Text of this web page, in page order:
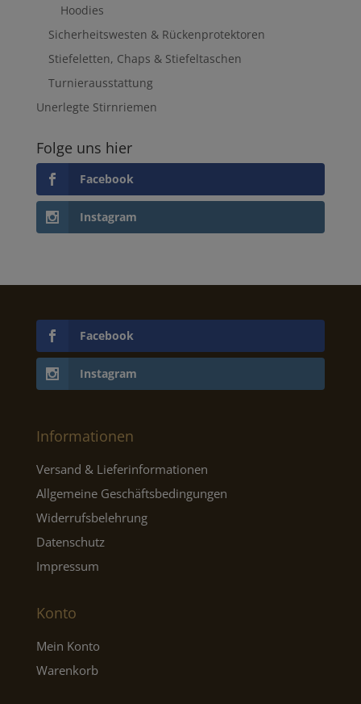
Hoodies
Sicherheitswesten & Rückenprotektoren
Stiefeletten, Chaps & Stiefeltaschen
Turnierausstattung
Unerlegte Stirnriemen
Folge uns hier
Facebook
Instagram
Facebook
Instagram
Informationen
Versand & Lieferinformationen
Allgemeine Geschäftsbedingungen
Widerrufsbelehrung
Datenschutz
Impressum
Konto
Mein Konto
Warenkorb